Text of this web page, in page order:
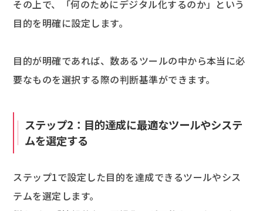
その上で、「何のためにデジタル化するのか」という
目的を明確に設定します。
目的が明確であれば、数あるツールの中から本当に必
要なものを選択する際の判断基準ができます。
ステップ2：目的達成に最適なツールやシステ
ムを選定する
ステップ1で設定した目的を達成できるツールやシス
テムを選定します。